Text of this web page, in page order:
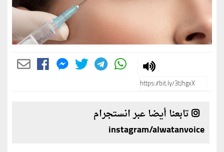
تابعنا أيضا عبر انستجرام
instagram/alwatanvoice